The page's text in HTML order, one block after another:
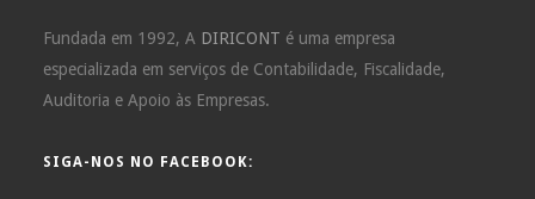
Fundada em 1992, A DIRICONT é uma empresa
especializada em serviços de Contabilidade, Fiscalidade,
Auditoria e Apoio às Empresas.
SIGA-NOS NO FACEBOOK: